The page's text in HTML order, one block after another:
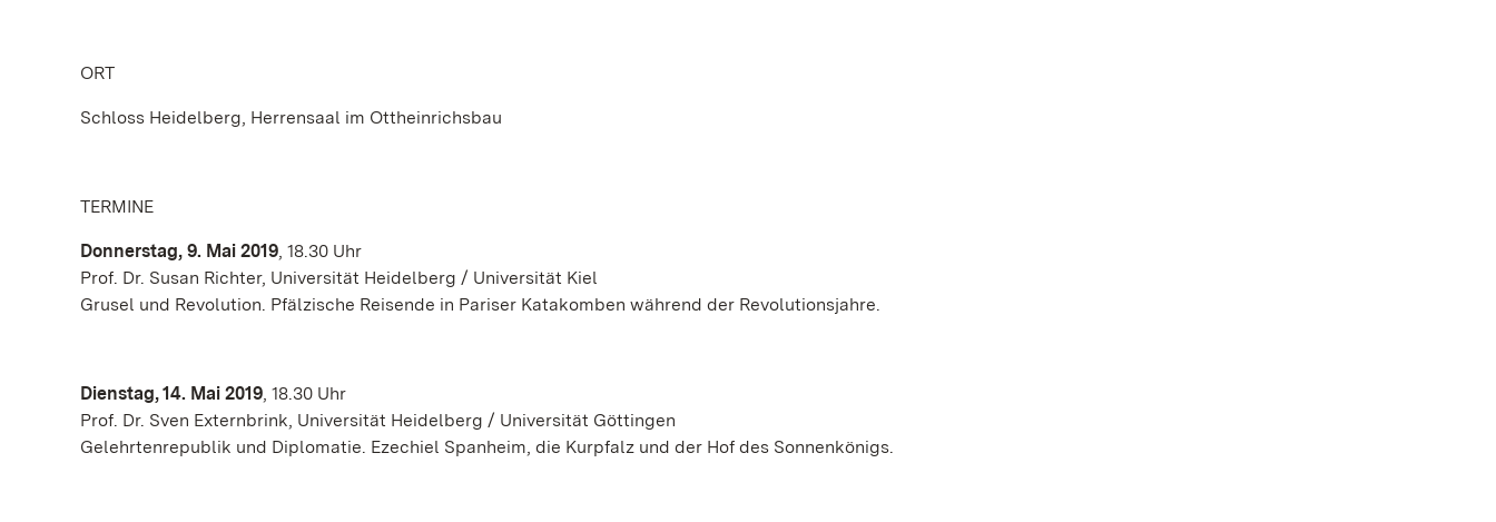
ORT
Schloss Heidelberg, Herrensaal im Ottheinrichsbau
TERMINE
Donnerstag, 9. Mai 2019, 18.30 Uhr
Prof. Dr. Susan Richter, Universität Heidelberg / Universität Kiel
Grusel und Revolution. Pfälzische Reisende in Pariser Katakomben während der Revolutionsjahre.
Dienstag, 14. Mai 2019, 18.30 Uhr
Prof. Dr. Sven Externbrink, Universität Heidelberg / Universität Göttingen
Gelehrtenrepublik und Diplomatie. Ezechiel Spanheim, die Kurpfalz und der Hof des Sonnenkönigs.